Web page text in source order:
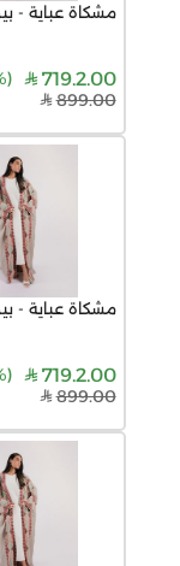
مشكاة عباية -
719.2.00
(
899.00
مشكاة عباية -
719.2.00
(
899.00